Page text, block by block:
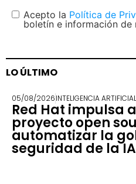
Acepto la Política de
boletín e información de
LO ÚLTIMO
05/08/2026INTELIGENCIA ARTIFICIAL
Red Hat impulsa
proyecto open
automatizar la
seguridad de la IA